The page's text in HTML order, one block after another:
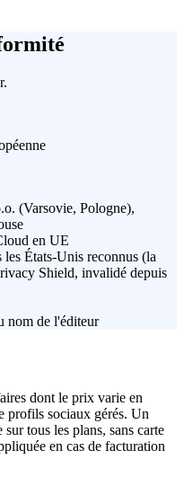
(Varsovie, Pologne),
en UE
les États-Unis reconnus (la
Shield, invalidé depuis
nom de l'éditeur
dont le prix varie en
profils sociaux gérés. Un
tous les plans, sans carte
en cas de facturation